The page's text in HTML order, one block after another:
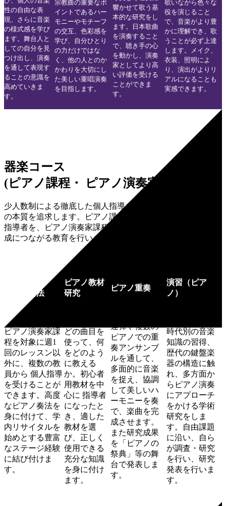
性の自由な表
現、さらに音楽
の様式感を学び
ます。舞台人と
しての自分を見
つけ出し、演奏
を通して表現す
ることの意識を
高めていきま
す。
宗教曲の重要なポ
イントであるハー
モニーやモチーフ
の交互、色彩感を
学び、自分ひとり
の力だけではな
く、他の人とのか
かわりを大切にし
た美しい重唱演奏
を目指します。
響かせて歌う基
本的な研究をし
ます。日本歌曲
を演奏すること
で、聴き手の心
を動かし、演奏
家としてより高
い評価を受ける
ことができま
す。
歌いながら色々な
役を演じること
で、音楽がより豊
かに理解でき、歌
うことが必ず上達
します。メイク、
衣装、照明によ
り、演出がよりリ
アルになることも
実感できます。
器楽コース
(ピアノ課程・ ピアノ演奏家課程)
少人数制による徹底した個人指導を中心に、ピアノ技術教育
の本質を追求します。ピアノ課程では地域でのピアノ演奏と
指導者を、ピアノ演奏家課程では世界に通じるピアニスト育
成につながる教育を行います。
ピアノ奏法
ピアノ演奏家課
程を対象に週1
回のレッスン以
外に、複数の教
員から 個人指導
を受けることが
できます。高度
なピアノ奏法を
身に付けて、学
内リサイタルを
始めとする豊富
なステージ経験
に結び付けま
す。
ピアノ教材
研究
どの曲目を
使って、何
をどのよう
に教える
か。初心者
用教材を中
心に 指導者
になったと
き、適した
教材を選
び、正しく
使用できる
充分な知識
を身に付け
ます。
ピアノ重奏
連弾や複数の
ピアノでの重
奏アンサンブ
ルを通して、
多面的に音楽
を捉え、協調
して美しいハ
ーモニーを奏
で、楽曲を完
成させます。
また研究成果
を「ピアノの
祭典」等の舞
台で発表しま
す。
演習（ピア
ノ）
時代別の音楽
知識の習得、
歴代の鍵盤楽
器の構造に触
れ、多方面か
らピアノ演奏
にアプローチ
をかける学術
研究をしま
す。自由課題
に沿い、自ら
が調査・研究
を行い、研究
発表を行いま
す。